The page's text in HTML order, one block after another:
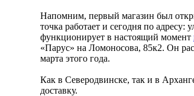
Напомним, первый магазин был
точка работает и сегодня по
функционирует в настоящий момент
«Парус» на Ломоносова, 85к2. Он
марта этого года.
Как в Северодвинске, так и в
доставку.